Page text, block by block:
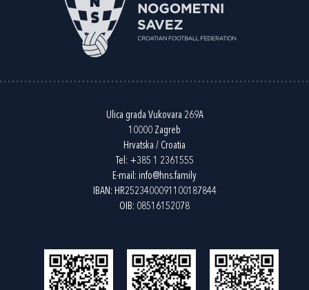
Ulica grada Vukovara 269A
10000 Zagreb
Hrvatska / Croatia
Tel: +385 1 2361555
E-mail: info@hns.family
IBAN: HR2523400091100187844
OIB: 08516152078